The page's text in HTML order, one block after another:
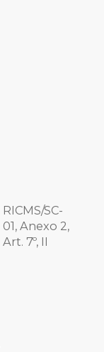
RICMS/SC-
01, Anexo 2,
Art. 7º, II